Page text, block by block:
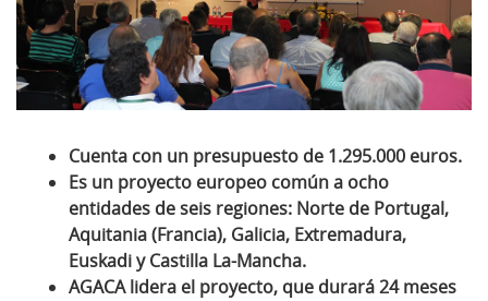
Cuenta con un presupuesto de 1.295.000 euros.
Es un proyecto europeo común a ocho
entidades de seis regiones: Norte de Portugal,
Aquitania (Francia), Galicia, Extremadura,
Euskadi y Castilla La-Mancha.
AGACA lidera el proyecto, que durará 24 meses